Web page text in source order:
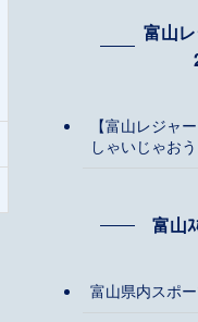
富山
【富山レジャ
しゃいじゃお
富山
富山県内スポ